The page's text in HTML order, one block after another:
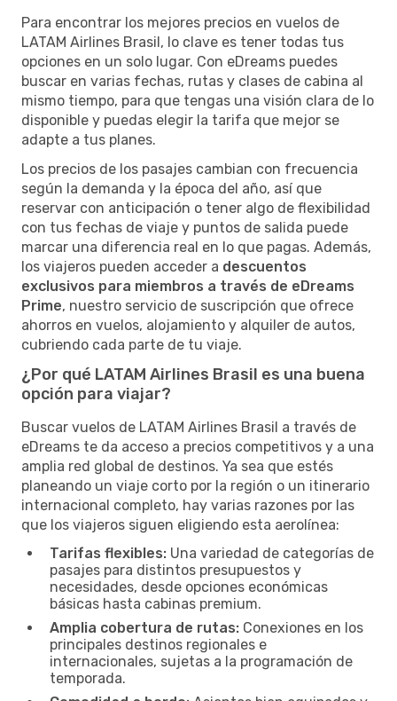
Para encontrar los mejores precios en vuelos de
LATAM Airlines Brasil, lo clave es tener todas tus
opciones en un solo lugar. Con eDreams puedes
buscar en varias fechas, rutas y clases de cabina al
mismo tiempo, para que tengas una visión clara de lo
disponible y puedas elegir la tarifa que mejor se
adapte a tus planes.
Los precios de los pasajes cambian con frecuencia
según la demanda y la época del año, así que
reservar con anticipación o tener algo de flexibilidad
con tus fechas de viaje y puntos de salida puede
marcar una diferencia real en lo que pagas. Además,
los viajeros pueden acceder a descuentos
exclusivos para miembros a través de eDreams
Prime, nuestro servicio de suscripción que ofrece
ahorros en vuelos, alojamiento y alquiler de autos,
cubriendo cada parte de tu viaje.
¿Por qué LATAM Airlines Brasil es una buena
opción para viajar?
Buscar vuelos de LATAM Airlines Brasil a través de
eDreams te da acceso a precios competitivos y a una
amplia red global de destinos. Ya sea que estés
planeando un viaje corto por la región o un itinerario
internacional completo, hay varias razones por las
que los viajeros siguen eligiendo esta aerolínea:
Tarifas flexibles: Una variedad de categorías de
pasajes para distintos presupuestos y
necesidades, desde opciones económicas
básicas hasta cabinas premium.
Amplia cobertura de rutas: Conexiones en los
principales destinos regionales e
internacionales, sujetas a la programación de
temporada.